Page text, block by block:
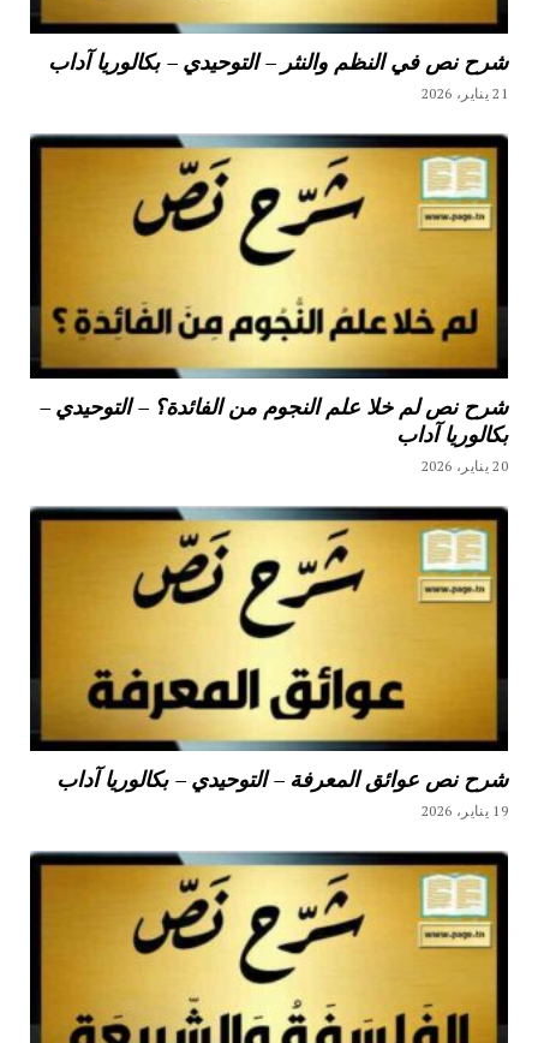
شرح نص في النظم والنثر – التوحيدي – بكالوريا آداب
21 يناير، 2026
شرح نص لم خلا علم النجوم من الفائدة؟ – التوحيدي –
بكالوريا آداب
20 يناير، 2026
شرح نص عوائق المعرفة – التوحيدي – بكالوريا آداب
19 يناير، 2026